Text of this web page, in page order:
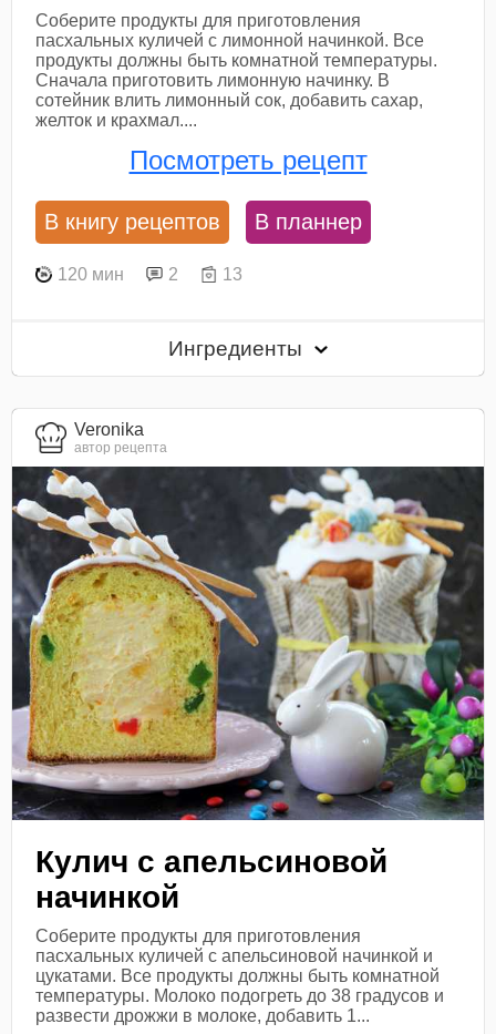
Соберите продукты для приготовления
пасхальных куличей с лимонной начинкой. Все
продукты должны быть комнатной температуры.
Сначала приготовить лимонную начинку. В
сотейник влить лимонный сок, добавить сахар,
желток и крахмал....
Посмотреть рецепт
В книгу рецептов В планнер
120 мин 2 13
Ингредиенты
Veronika
автор рецепта
Кулич с апельсиновой
начинкой
Соберите продукты для приготовления
пасхальных куличей с апельсиновой начинкой и
цукатами. Все продукты должны быть комнатной
температуры. Молоко подогреть до 38 градусов и
развести дрожжи в молоке, добавить 1...